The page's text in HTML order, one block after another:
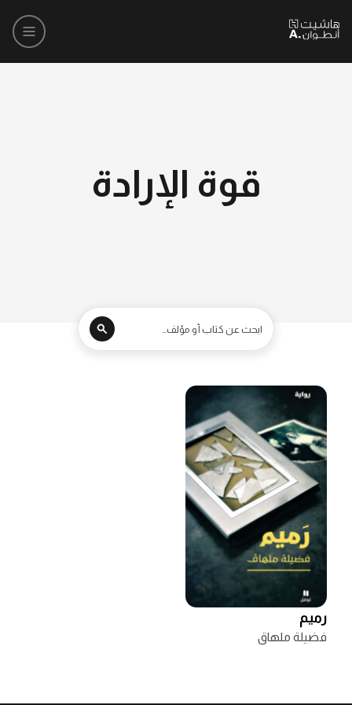
قوة الإرادة
رميم
فضيلة ملهاق